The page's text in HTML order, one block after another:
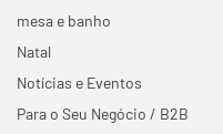
mesa e banho
Natal
Notícias e Eventos
Para o Seu Negócio / B2B